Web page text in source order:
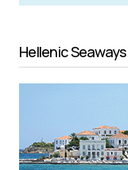
Hellenic Seaways